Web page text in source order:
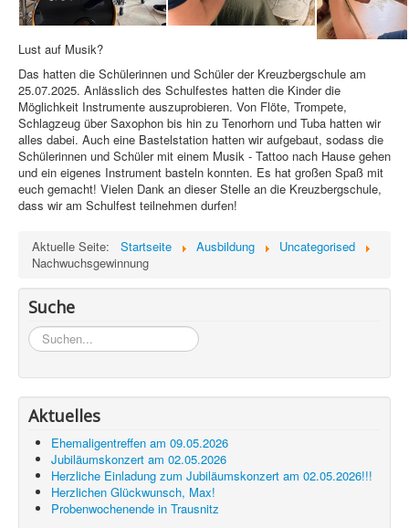
Lust auf Musik?
Das hatten die Schülerinnen und Schüler der Kreuzbergschule am
25.07.2025. Anlässlich des Schulfestes hatten die Kinder die
Möglichkeit Instrumente auszuprobieren. Von Flöte, Trompete,
Schlagzeug über Saxophon bis hin zu Tenorhorn und Tuba hatten wir
alles dabei. Auch eine Bastelstation hatten wir aufgebaut, sodass die
Schülerinnen und Schüler mit einem Musik - Tattoo nach Hause gehen
und ein eigenes Instrument basteln konnten. Es hat großen Spaß mit
euch gemacht! Vielen Dank an dieser Stelle an die Kreuzbergschule,
dass wir am Schulfest teilnehmen durfen!
Aktuelle Seite: Startseite Ausbildung
Uncategorised
Nachwuchsgewinnung
Suche
Suchen...
Aktuelles
Ehemaligentreffen am 09.05.2026
Jubiläumskonzert am 02.05.2026
Herzliche Einladung zum Jubiläumskonzert am 02.05.2026!!!
Herzlichen Glückwunsch, Max!
Probenwochenende in Trausnitz